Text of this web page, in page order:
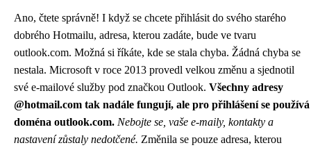
Ano, čtete správně! I když se chcete přihlásit do svého starého
dobrého Hotmailu, adresa, kterou zadáte, bude ve tvaru
outlook.com. Možná si říkáte, kde se stala chyba. Žádná chyba se
nestala. Microsoft v roce 2013 provedl velkou změnu a sjednotil
své e-mailové služby pod značkou Outlook. Všechny adresy
@hotmail.com tak nadále fungují, ale pro přihlášení se používá
doména outlook.com. Nebojte se, vaše e-maily, kontakty a
nastavení zůstaly nedotčené. Změnila se pouze adresa, kterou